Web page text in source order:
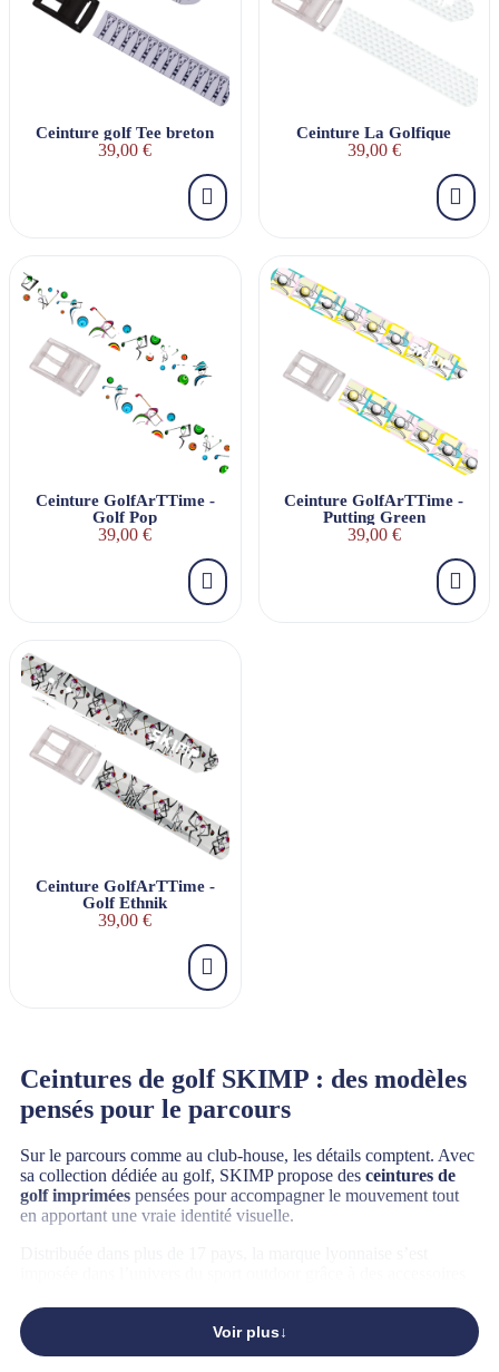
Ceinture golf Tee breton
39,00 €
Ceinture La Golfique
39,00 €
Ceinture GolfArTTime -
Golf Pop
39,00 €
Ceinture GolfArTTime -
Putting Green
39,00 €
Ceinture GolfArTTime -
Golf Ethnik
39,00 €
Ceintures de golf SKIMP : des modèles
pensés pour le parcours
Sur le parcours comme au club-house, les détails comptent. Avec
sa collection dédiée au golf, SKIMP propose des ceintures de
golf imprimées pensées pour accompagner le mouvement tout
en apportant une vraie identité visuelle.
contraintes du jeu sans sacrifier le style.
Des ceintures de golf au design original
Voir plus